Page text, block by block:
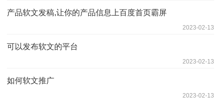
产品软文发稿,让你的产品信息上百度首页霸屏
2023-02-13
可以发布软文的平台
2023-02-13
如何软文推广
2023-02-13